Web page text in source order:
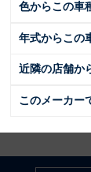
色からこの車
年式からこの
近隣の店舗か
このメーカー